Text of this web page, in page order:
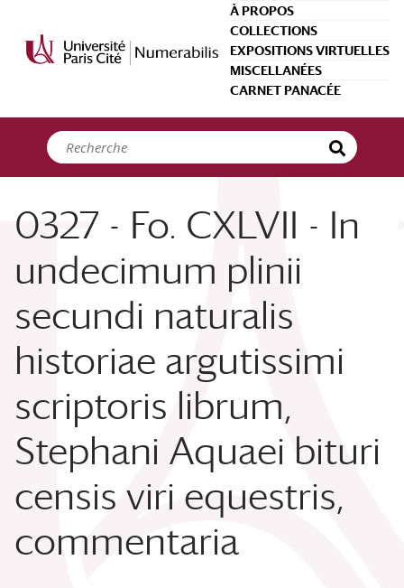
À PROPOS
COLLECTIONS
EXPOSITIONS VIRTUELLES
MISCELLANÉES
CARNET PANACÉE
0327 - Fo. CXLVII - In
undecimum plinii
secundi naturalis
historiae argutissimi
scriptoris librum,
Stephani Aquaei bituri
censis viri equestris,
commentaria